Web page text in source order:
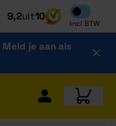
9,2uit10
Incl BTW
Inclusief
Meld je aan als